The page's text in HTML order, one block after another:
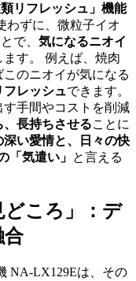
リフレッシュ」機能
わずに、微粒子イオ
で、 気になるニオイ
ます。 例えば、焼肉
のニオイが気になる
レッシュできます。
手間やコストを削減
長持ちさせることに
深い愛情と、日々の快
「気遣い」 と言える
どころ」：デ
合
NA-LX129Eは、その